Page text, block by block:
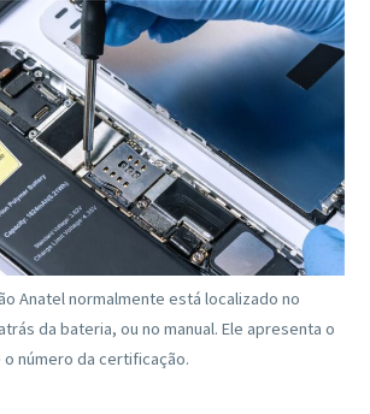
Anatel normalmente está localizado no
da bateria, ou no manual. Ele apresenta o
número da certificação.